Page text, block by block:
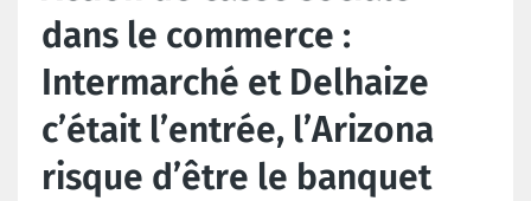
dans le commerce :
Intermarché et Delhaize
c’était l’entrée, l’Arizona
risque d’être le banquet